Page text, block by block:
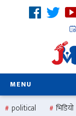
MENU
political भिडियो